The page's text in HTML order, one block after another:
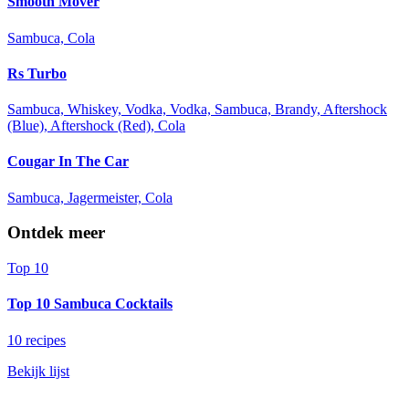
Sambuca, Cola
Rs Turbo
Sambuca, Whiskey, Vodka, Vodka, Sambuca, Brandy, Aftershock
(Blue), Aftershock (Red), Cola
Cougar In The Car
Sambuca, Jagermeister, Cola
Ontdek meer
Top 10
Top 10 Sambuca Cocktails
10 recipes
Bekijk lijst